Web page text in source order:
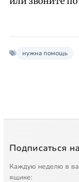
нужна помощь
Подписаться
Каждую неделю в
ящике: